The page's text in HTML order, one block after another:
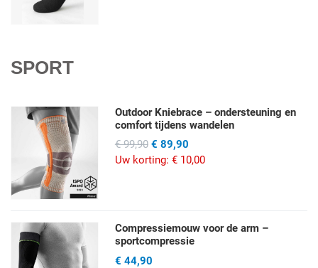
SPORT
Outdoor Kniebrace – ondersteuning en
comfort tijdens wandelen
€ 99,90 € 89,90
Uw korting: € 10,00
Compressiemouw voor de arm –
sportcompressie
€ 44,90